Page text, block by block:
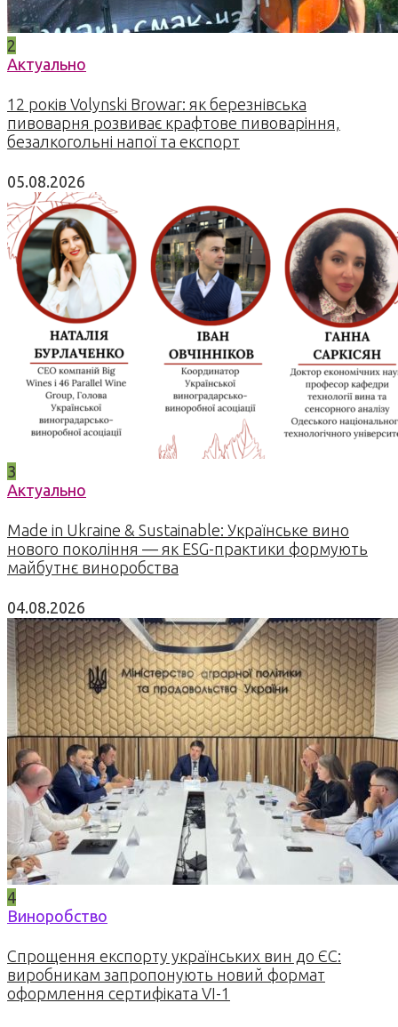
2
Актуально
12 років Volynski Browar: як березнівська
пивоварня розвиває крафтове пивоваріння,
безалкогольні напої та експорт
05.08.2026
3
Актуально
Made in Ukraine & Sustainable: Українське вино
нового покоління — як ESG-практики формують
майбутнє виноробства
04.08.2026
4
Виноробство
Спрощення експорту українських вин до ЄС:
виробникам запропонують новий формат
оформлення сертифіката VI-1